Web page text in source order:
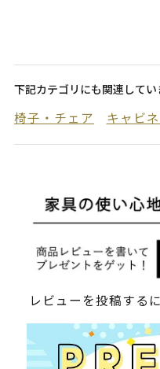
下記カテゴリにも関連してい
椅子・チェア キャビ
レビューを投稿する